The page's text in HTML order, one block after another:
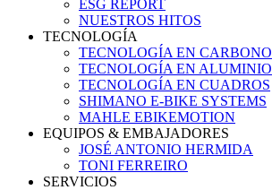
ESG REPORT
NUESTROS HITOS
TECNOLOGÍA
TECNOLOGÍA EN CARBONO
TECNOLOGÍA EN ALUMINIO
TECNOLOGÍA EN CUADROS
SHIMANO E-BIKE SYSTEMS
MAHLE EBIKEMOTION
EQUIPOS & EMBAJADORES
JOSÉ ANTONIO HERMIDA
TONI FERREIRO
SERVICIOS